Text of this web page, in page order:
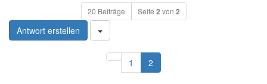
20 Beiträge Seite 2 von 2
Antwort erstellen
Vorherige
1 2